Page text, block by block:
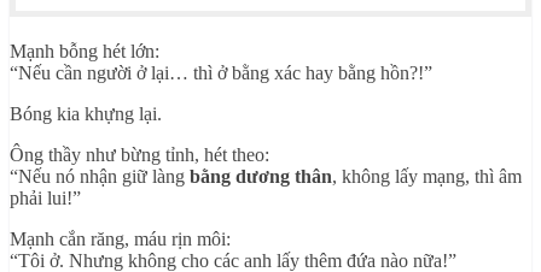
Mạnh bỗng hét lớn:
“Nếu cần người ở lại… thì ở bằng xác hay bằng hồn?!”
Bóng kia khựng lại.
Ông thầy như bừng tỉnh, hét theo:
“Nếu nó nhận giữ làng bằng dương thân, không lấy mạng, thì âm
phải lui!”
Mạnh cắn răng, máu rịn môi:
“Tôi ở. Nhưng không cho các anh lấy thêm đứa nào nữa!”